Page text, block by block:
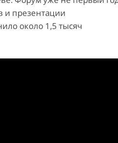
и презентации
около 1,5 тысяч